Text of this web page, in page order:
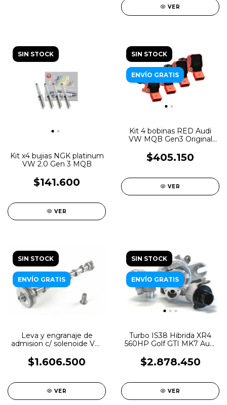
VER
SIN STOCK
Kit x4 bujias NGK platinum
VW 2.0 Gen 3 MQB
$141.600
VER
SIN STOCK
ENVÍO GRATIS
Kit 4 bobinas RED Audi
VW MQB Gen3 Original
$405.150
VER
SIN STOCK
ENVÍO GRATIS
Leva y engranaje de
admision c/ solenoide VW
$1.606.500
VER
SIN STOCK
ENVÍO GRATIS
Turbo IS38 Hibrida XR4
560HP Golf GTI MK7 Audi
$2.878.450
VER